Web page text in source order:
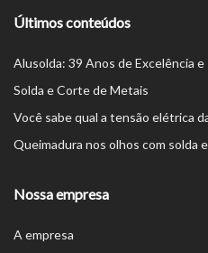
Últimos conteúdos
Alusolda: 39 Anos de Excelência
Solda e Corte de Metais
Você sabe qual a tensão elétrica
Queimadura nos olhos com solda
Nossa empresa
A empresa